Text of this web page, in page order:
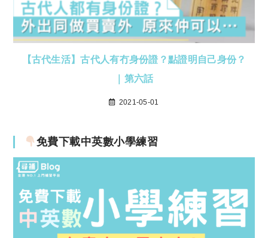
【古代生活】古代人有冇身份證？點證明自己身份？
｜第六話
2021-05-01
免費下載中英數小學練習